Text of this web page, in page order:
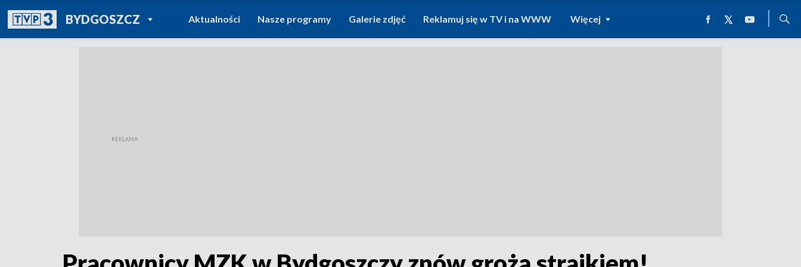
BYDGOSZCZPOWRÓT DO
TVP REGIONY
Aktualności Nasze programy Galerie zdjęć Reklamuj się w TV i na WWW Więcej